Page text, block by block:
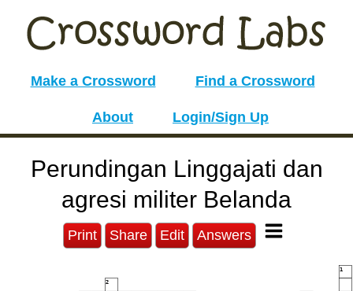
Make a Crossword Find a Crossword
About Login/Sign Up
Perundingan Linggajati dan
agresi militer Belanda
Print Share Edit Answers
1
2